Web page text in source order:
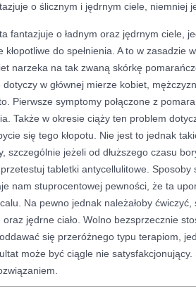
o ślicznym i jędrnym ciele, niemniej
fantazjuje o ładnym oraz jędrnym ciele,
kłopotliwe do spełnienia. A to w zasadzie
narzeka na tak zwaną skórkę
dotyczy w głównej mierze kobiet,
Pierwsze symptomy połączone z
Także w okresie ciąży ten problem
się tego kłopotu. Nie jest to jednak
szczególnie jeżeli od dłuższego czasu
tabletki antycellulitowe.
nam stuprocentowej pewności, że ta
Na pewno jednak należałoby
oraz jędrne ciało. Wolno bezsprzecznie
się przeróżnego typu terapiom,
może być ciągle nie